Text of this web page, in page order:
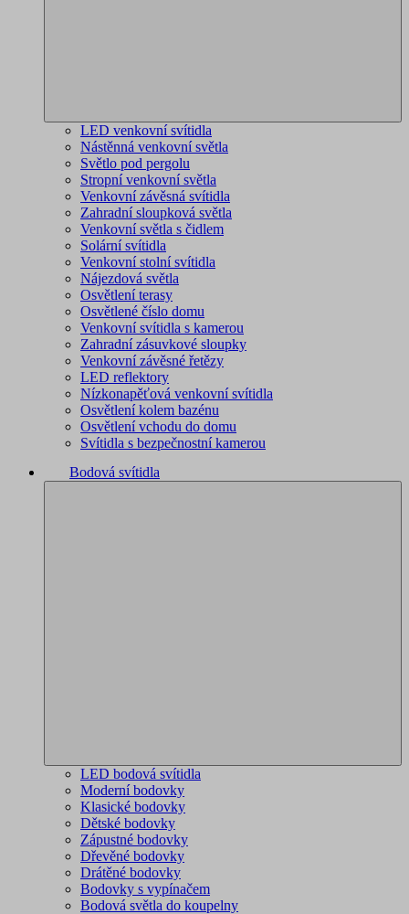
LED venkovní svítidla
Nástěnná venkovní světla
Světlo pod pergolu
Stropní venkovní světla
Venkovní závěsná svítidla
Zahradní sloupková světla
Venkovní světla s čidlem
Solární svítidla
Venkovní stolní svítidla
Nájezdová světla
Osvětlení terasy
Osvětlené číslo domu
Venkovní svítidla s kamerou
Zahradní zásuvkové sloupky
Venkovní závěsné řetězy
LED reflektory
Nízkonapěťová venkovní svítidla
Osvětlení kolem bazénu
Osvětlení vchodu do domu
Svítidla s bezpečnostní kamerou
Bodová svítidla
LED bodová svítidla
Moderní bodovky
Klasické bodovky
Dětské bodovky
Zápustné bodovky
Dřevěné bodovky
Drátěné bodovky
Bodovky s vypínačem
Bodová světla do koupelny